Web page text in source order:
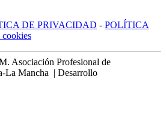
DE PRIVACIDAD - POLÍTICA
cookies
Asociación Profesional de
La Mancha | Desarrollo